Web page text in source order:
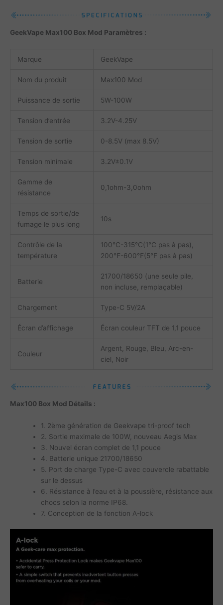
GeekVape Max100 Box Mod Paramètres :
Marque GeekVape
Nom du produit Max100 Mod
Puissance de sortie 5W-100W
Tension d’entrée 3.2V-4.25V
Tension de sortie 0-8.5V (max 8.5V)
Tension minimale 3.2V±0.1V
Gamme de
résistance
0,1ohm-3,0ohm
Temps de sortie/de
fumage le plus long
10s
Contrôle de la
température
100℃-315℃(1℃ pas à pas),
200℉-600℉(5℉ pas à pas)
Batterie
21700/18650 (une seule pile,
non incluse, remplaçable)
Chargement Type-C 5V/2A
Écran d’affichage Écran couleur TFT de 1,1 pouce
Couleur
Argent, Rouge, Bleu, Arc-en-
ciel, Noir
Max100 Box Mod Détails :
1. 2ème génération de Geekvape tri-proof tech
2. Sortie maximale de 100W, nouveau Aegis Max
3. Nouvel écran complet de 1,1 pouce
4. Batterie unique 21700/18650
5. Port de charge Type-C avec couvercle rabattable
sur le dessus
6. Résistance à l’eau et à la poussière, résistance aux
chocs selon la norme IP68.
7. Conception de la fonction A-lock